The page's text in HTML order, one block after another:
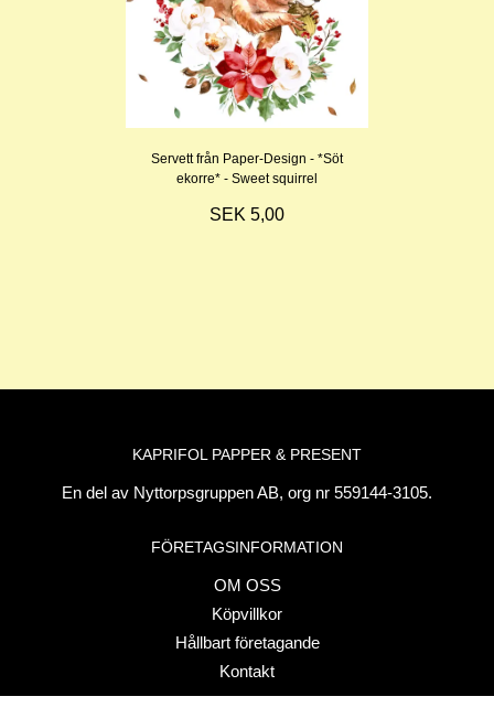
Servett från Paper-Design - *Söt
ekorre* - Sweet squirrel
SEK 5,00
KAPRIFOL PAPPER & PRESENT
En del av Nyttorpsgruppen AB, org nr 559144-3105.
FÖRETAGSINFORMATION
OM OSS
Köpvillkor
Hållbart företagande
Kontakt